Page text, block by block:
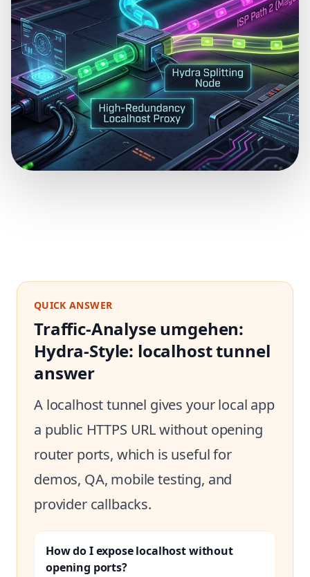
QUICK ANSWER
Traffic-Analyse umgehen:
Hydra-Style: localhost tunnel
answer
A localhost tunnel gives your local app
a public HTTPS URL without opening
router ports, which is useful for
demos, QA, mobile testing, and
provider callbacks.
How do I expose localhost without
opening ports?